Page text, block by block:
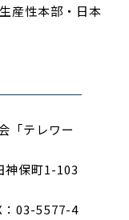
産性本部・日本
「テレワー
神保町1-103
：03-5577-4